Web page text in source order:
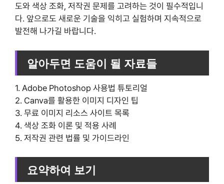
도와 색상 조화, 저작권 문제를 고려하는 것이 필수적입니
다. 앞으로도 새로운 기술을 익히고 실험하며 지속적으로
발전해 나가길 바랍니다.
알아두면 도움이 될 자료들
1. Adobe Photoshop 사용법 튜토리얼
2. Canva를 활용한 이미지 디자인 팁
3. 무료 이미지 리소스 사이트 목록
4. 색상 조화 이론 및 적용 사례
5. 저작권 관련 법률 및 가이드라인
요약하여 보기